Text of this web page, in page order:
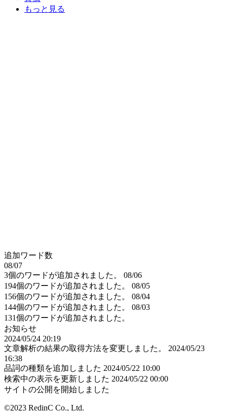
もっと見る
追加ワード数
08/07
3個のワードが追加されました。
08/06
194個のワードが追加されました。
08/05
156個のワードが追加されました。
08/04
144個のワードが追加されました。
08/03
131個のワードが追加されました。
お知らせ
2024/05/24 20:19
文章解析の結果の取得方法を変更しました。
2024/05/23
16:38
品詞の種類を追加しました 2024/05/22 10:00
検索中の表示を更新しました 2024/05/22 00:00
サイトの公開を開始しました
©2023 RedinC Co., Ltd.